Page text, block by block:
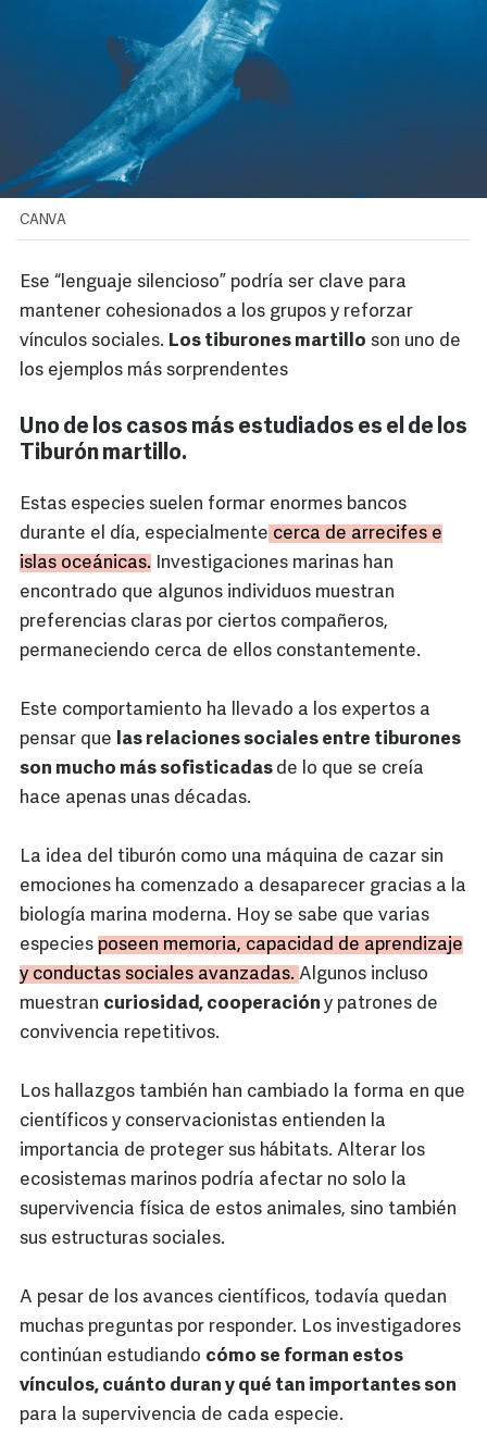
CANVA
Ese “lenguaje silencioso” podría ser clave para
mantener cohesionados a los grupos y reforzar
vínculos sociales. Los tiburones martillo son uno de
los ejemplos más sorprendentes
Uno de los casos más estudiados es el de los
Tiburón martillo.
Estas especies suelen formar enormes bancos
durante el día, especialmente cerca de arrecifes e
islas oceánicas. Investigaciones marinas han
encontrado que algunos individuos muestran
preferencias claras por ciertos compañeros,
permaneciendo cerca de ellos constantemente.
Este comportamiento ha llevado a los expertos a
pensar que las relaciones sociales entre tiburones
son mucho más sofisticadas de lo que se creía
hace apenas unas décadas.
La idea del tiburón como una máquina de cazar sin
emociones ha comenzado a desaparecer gracias a la
biología marina moderna. Hoy se sabe que varias
especies poseen memoria, capacidad de aprendizaje
y conductas sociales avanzadas. Algunos incluso
muestran curiosidad, cooperación y patrones de
convivencia repetitivos.
Los hallazgos también han cambiado la forma en que
científicos y conservacionistas entienden la
importancia de proteger sus hábitats. Alterar los
ecosistemas marinos podría afectar no solo la
supervivencia física de estos animales, sino también
sus estructuras sociales.
A pesar de los avances científicos, todavía quedan
muchas preguntas por responder. Los investigadores
continúan estudiando cómo se forman estos
vínculos, cuánto duran y qué tan importantes son
para la supervivencia de cada especie.